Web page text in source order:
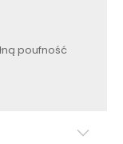
poufność